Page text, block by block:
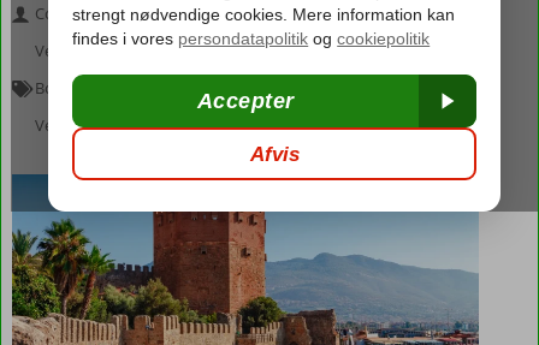
Corendons guideteam
april 17, 2024
Velkommen til Alanya,Velkommen til Antalya,Velkommen til
Bodrum
Velkommen til Marmaris og Icmeler,Velkommen til Side